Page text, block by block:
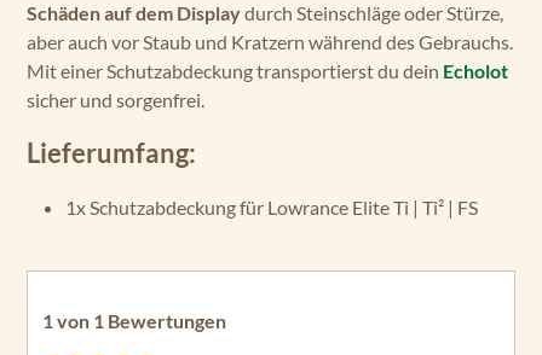
Schäden auf dem Displaydurch Steinschläge oder Stürze,
aber auch vor Staub und Kratzern während des Gebrauchs.
Mit einer Schutzabdeckung transportierst du dein Echolot
sicher und sorgenfrei.
Lieferumfang:
1x Schutzabdeckung für Lowrance Elite Ti | Ti² | FS
1 von 1 Bewertungen